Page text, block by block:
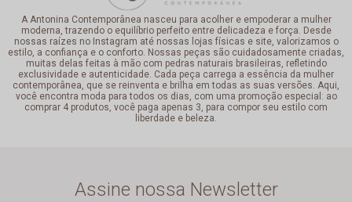
A Antonina Contemporânea nasceu para acolher e empoderar a mulher
moderna, trazendo o equilíbrio perfeito entre delicadeza e força. Desde
nossas raízes no Instagram até nossas lojas físicas e site, valorizamos o
estilo, a confiança e o conforto. Nossas peças são cuidadosamente criadas,
muitas delas feitas à mão com pedras naturais brasileiras, refletindo
exclusividade e autenticidade. Cada peça carrega a essência da mulher
contemporânea, que se reinventa e brilha em todas as suas versões. Aqui,
você encontra moda para todos os dias, com uma promoção especial: ao
comprar 4 produtos, você paga apenas 3, para compor seu estilo com
liberdade e beleza.
Assine nossa Newsletter